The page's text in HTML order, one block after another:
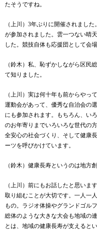
たそうですね。
（上川） 3年ぶりに開催されました
が参加されました。雲一つない晴
した。競技自体も応援団として会
（鈴木）私、恥ずかしながら区民
て知りました。
（上川）実は何十年も前からやっ
運動会があって、優秀な自治会の
にも参加されます。もちろん、い
のお年寄りまでいろいろな世代の
全安心の社会づくり、そして健康
ーツを呼びかけています。
（鈴木）健康長寿というのは地方
（上川）前にもお話したと思いま
取り組むことが大切です。一人一
もの。ラジオ体操やグランドゴル
総体のような大きな大会も地域の
とは、地域の健康長寿が支えると